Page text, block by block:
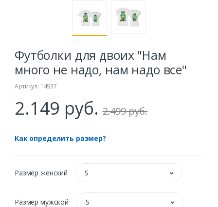
Футболки для двоих "Нам
много не надо, нам надо все"
Артикул: 14937
2.149 руб. 2.499 руб.
Как определить размер?
Размер женский S
Размер мужской S